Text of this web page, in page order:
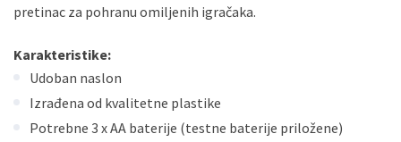
pretinac za pohranu omiljenih igračaka.
Karakteristike:
Udoban naslon
Izrađena od kvalitetne plastike
Potrebne 3 x AA baterije (testne baterije priložene)